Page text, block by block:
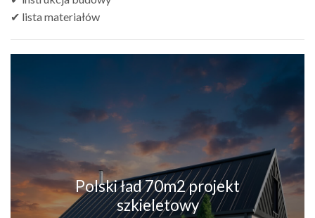
✔ lista materiałów
Polski ład 70m2 projekt
szkieletowy